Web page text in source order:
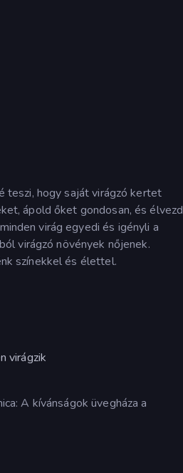
teszi, hogy saját virágzó kertet
ápold őket gondosan, és élvezd
virág egyedi és igényli a
virágzó növények nőjenek.
színekkel és élettel.
virágzik
A kívánságok üvegháza a